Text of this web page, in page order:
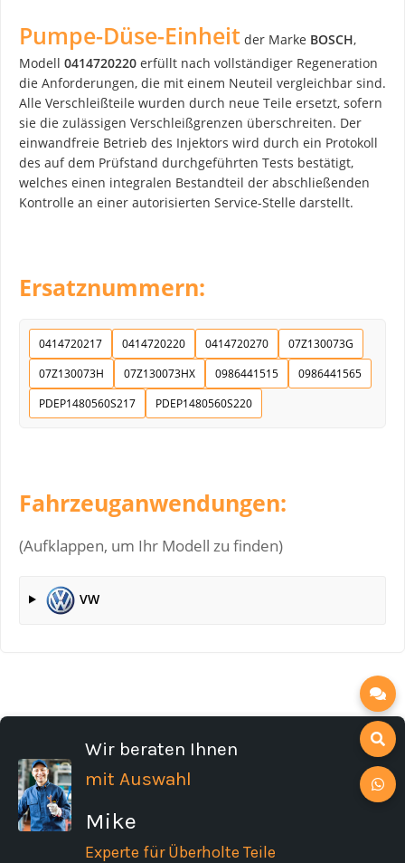
Pumpe-Düse-Einheit der Marke BOSCH,
Modell 0414720220 erfüllt nach vollständiger Regeneration
die Anforderungen, die mit einem Neuteil vergleichbar sind.
Alle Verschleißteile wurden durch neue Teile ersetzt, sofern
sie die zulässigen Verschleißgrenzen überschreiten. Der
einwandfreie Betrieb des Injektors wird durch ein Protokoll
des auf dem Prüfstand durchgeführten Tests bestätigt,
welches einen integralen Bestandteil der abschließenden
Kontrolle an einer autorisierten Service-Stelle darstellt.
Ersatznummern:
0414720217 0414720220 0414720270
07Z130073G
07Z130073H
07Z130073HX 0986441515
0986441565
PDEP1480560S217
PDEP1480560S220
Fahrzeuganwendungen:
(Aufklappen, um Ihr Modell zu finden)
VW
Wir beraten Ihnen
mit Auswahl
Mike
Experte für Überholte Teile